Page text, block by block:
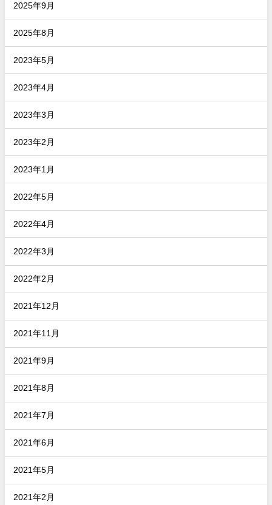
2025年9月
2025年8月
2023年5月
2023年4月
2023年3月
2023年2月
2023年1月
2022年5月
2022年4月
2022年3月
2022年2月
2021年12月
2021年11月
2021年9月
2021年8月
2021年7月
2021年6月
2021年5月
2021年2月